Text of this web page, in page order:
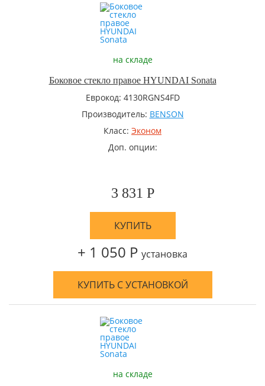
на складе
Боковое стекло правое HYUNDAI Sonata
Еврокод: 4130RGNS4FD
Производитель: BENSON
Класс: Эконом
Доп. опции:
3 831 Р
КУПИТЬ
+ 1 050 Р установка
КУПИТЬ С УСТАНОВКОЙ
на складе